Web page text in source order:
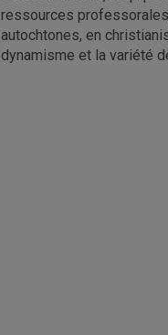
ressources
autochtones, en
dynamisme et la variété